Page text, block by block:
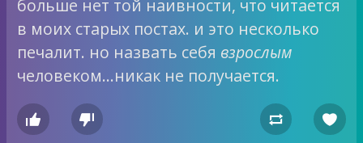
больше нет той наивности, что читается
в моих старых постах. и это несколько
печалит. но назвать себя взрослым
человеком…никак не получается.
   